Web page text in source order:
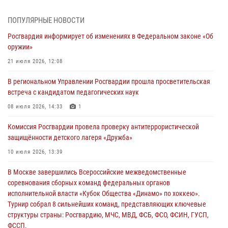
03 августа 2026, 17:21
21 единицу оружия изъяли Псковские росгвардейцы за неделю
03 августа 2026, 14:10
безопасности во время празднования Дня ВДВ
02 августа 2026, 13:28
улицу Труда
31 июля 2026, 13:53
Всероссийского конкурса профессионального мастерства среди
сотрудников вневедомственной охраны Росгвардии, Псковские
Росгвардейцы одержали победу
30 июля 2026, 05:10
ПОПУЛЯРНЫЕ НОВОСТИ
Росгвардия информирует об изменениях в Федеральном законе «Об
оружии»
21 июля 2026, 12:08
В региональном Управлении Росгвардии прошла просветительская
встреча с кандидатом педагогических наук
08 июля 2026, 14:33 1
Комиссия Росгвардии провела проверку антитеррористической
защищённости детского лагеря «Дружба»
10 июля 2026, 13:39
В Москве завершились Всероссийские межведомственные
соревнования сборных команд федеральных органов
исполнительной власти «Кубок Общества «Динамо» по хоккею».
Турнир собрал 8 сильнейших команд, представляющих ключевые
структуры страны: Росгвардию, МЧС, МВД, ФСБ, ФСО, ФСИН, ГУСП,
ФССП.